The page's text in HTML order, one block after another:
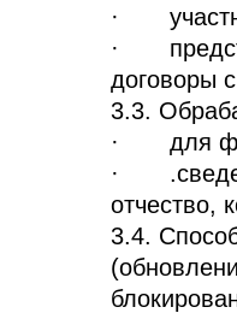
·
·
договоры
3.3.
· для
·
отчество,
3.4.